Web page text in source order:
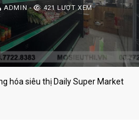
ADMIN- 421 LƯỢT XEM
hóa siêu thị Daily Super Market